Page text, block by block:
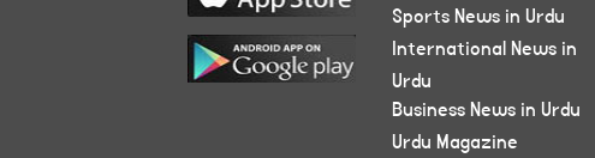
Sports News in Urdu
International News in
Urdu
Business News in Urdu
Urdu Magazine